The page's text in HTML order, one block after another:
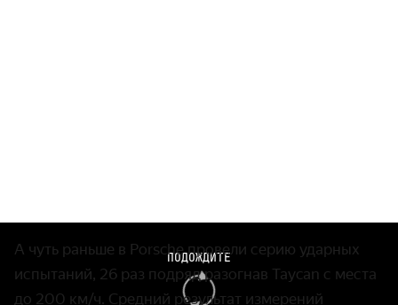
ПОДОЖДИТЕ
А чуть раньше в Porsche провели серию ударных
испытаний, 26 раз подряд разогнав Taycan с места
до 200 км/ч. Средний результат измерений